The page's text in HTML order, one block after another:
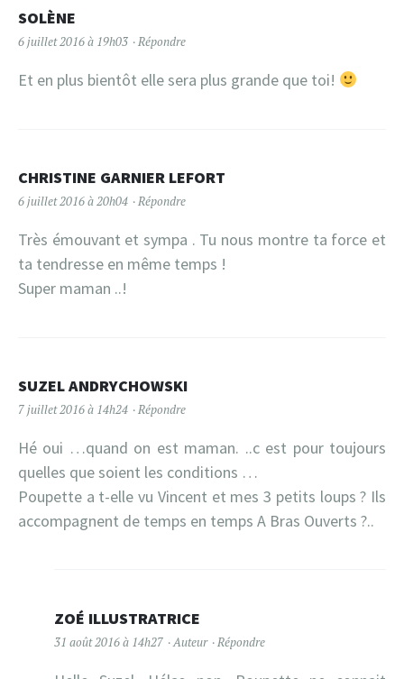
SOLÈNE
6 juillet 2016 à 19h03 Répondre
Et en plus bientôt elle sera plus grande que toi!
CHRISTINE GARNIER LEFORT
6 juillet 2016 à 20h04 Répondre
Très émouvant et sympa . Tu nous montre ta force et
ta tendresse en même temps !
Super maman ..!
SUZEL ANDRYCHOWSKI
7 juillet 2016 à 14h24 Répondre
Hé oui …quand on est maman. ..c est pour toujours
quelles que soient les conditions …
Poupette a t-elle vu Vincent et mes 3 petits loups ? Ils
accompagnent de temps en temps A Bras Ouverts ?..
ZOÉ ILLUSTRATRICE
31 août 2016 à 14h27 Auteur Répondre